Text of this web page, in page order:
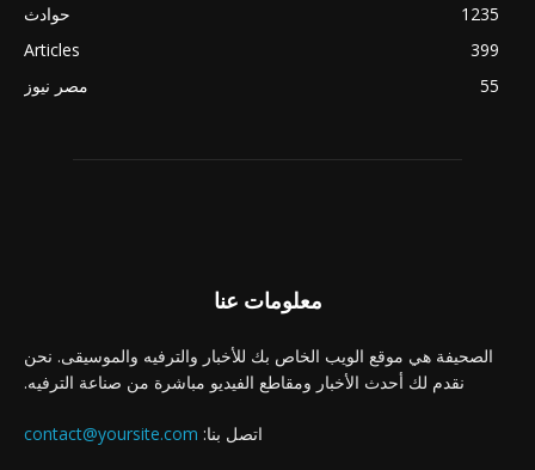
حوادث
1235
Articles
399
مصر نيوز
55
معلومات عنا
الصحيفة هي موقع الويب الخاص بك للأخبار والترفيه والموسيقى. نحن
نقدم لك أحدث الأخبار ومقاطع الفيديو مباشرة من صناعة الترفيه.
اتصل بنا: contact@yoursite.com